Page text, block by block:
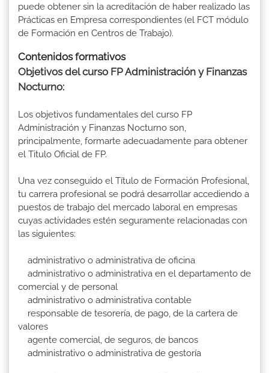
puede obtener sin la acreditación de haber realizado las
Prácticas en Empresa correspondientes (el FCT módulo
de Formación en Centros de Trabajo).
Contenidos formativos
Objetivos del curso FP Administración y Finanzas
Nocturno:
Los objetivos fundamentales del curso FP
Administración y Finanzas Nocturno son,
principalmente, formarte adecuadamente para obtener
el Titulo Oficial de FP.
Una vez conseguido el Título de Formación Profesional,
tu carrera profesional se podrá desarrollar accediendo a
puestos de trabajo del mercado laboral en empresas
cuyas actividades estén seguramente relacionadas con
las siguientes:
administrativo o administrativa de oficina
administrativo o administrativa en el departamento de
comercial y de personal
administrativo o administrativa contable
responsable de tesorería, de pago, de la cartera de
valores
agente comercial, de seguros, de bancos
administrativo o administrativa de gestoría